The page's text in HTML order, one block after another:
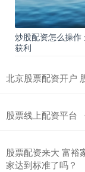
炒股配资怎么操作
获利
北京股票配资开户
股票线上配资平台
股票配资来大 富裕
家达到标准了吗？